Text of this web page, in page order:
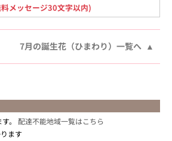
メッセージ30文字以内)
7月の誕生花（ひまわり）一覧へ
。 配達不能地域一覧はこちら
ます